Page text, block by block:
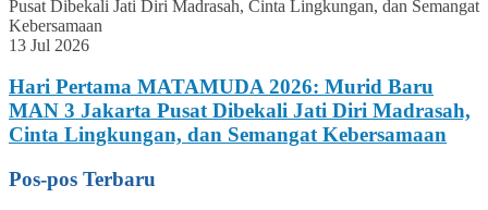
13 Jul 2026
Hari Pertama MATAMUDA 2026: Murid Baru
MAN 3 Jakarta Pusat Dibekali Jati Diri Madrasah,
Cinta Lingkungan, dan Semangat Kebersamaan
Pos-pos Terbaru